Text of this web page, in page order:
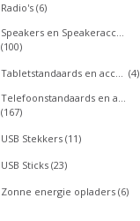
Radio's (6)
Speakers en Speakeraccessoires
(100)
Tabletstandaards en accessoires (4)
Telefoonstandaards en accessoires
(167)
USB Stekkers (11)
USB Sticks (23)
Zonne energie opladers (6)